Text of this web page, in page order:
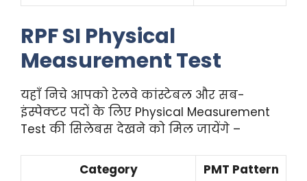
RPF SI Physical
Measurement Test
यहाँ निचे आपको रेलवे कांस्टेबल और सब-
इंस्पेक्टर पदों के लिए Physical Measurement
Test की सिलेबस देखने को मिल जायेंगे –
Category PMT Pattern